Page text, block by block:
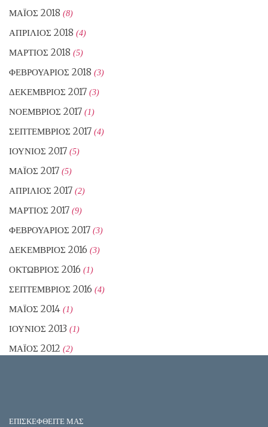
ΜΆΙΟΣ 2018 (8)
ΑΠΡΊΛΙΟΣ 2018 (4)
ΜΆΡΤΙΟΣ 2018 (5)
ΦΕΒΡΟΥΆΡΙΟΣ 2018 (3)
ΔΕΚΈΜΒΡΙΟΣ 2017 (3)
ΝΟΈΜΒΡΙΟΣ 2017 (1)
ΣΕΠΤΈΜΒΡΙΟΣ 2017 (4)
ΙΟΎΝΙΟΣ 2017 (5)
ΜΆΙΟΣ 2017 (5)
ΑΠΡΊΛΙΟΣ 2017 (2)
ΜΆΡΤΙΟΣ 2017 (9)
ΦΕΒΡΟΥΆΡΙΟΣ 2017 (3)
ΔΕΚΈΜΒΡΙΟΣ 2016 (3)
ΟΚΤΏΒΡΙΟΣ 2016 (1)
ΣΕΠΤΈΜΒΡΙΟΣ 2016 (4)
ΜΆΙΟΣ 2014 (1)
ΙΟΎΝΙΟΣ 2013 (1)
ΜΆΙΟΣ 2012 (2)
ΕΠΙΣΚΕΦΘΕΙΤΕ ΜΑΣ